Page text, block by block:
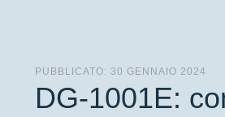
PUBBLICATO: 30 GENNAIO 2024
DG-1001E: